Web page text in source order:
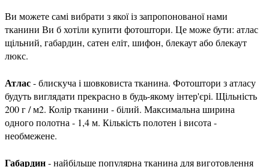
Ви можете самі вибрати з якої із запропонованої нами
тканини Ви б хотіли купити фотоштори. Це може бути: атлас
щільний, габардин, сатен еліт, шифон, блекаут або блекаут
люкс.
Атлас- блискуча і шовковиста тканина. Фотоштори з атласу
будуть виглядати прекрасно в будь-якому інтер'єрі. Щільність
200 г / м2. Колір тканини - білий. Максимальна ширина
одного полотна - 1,4 м. Кількість полотен і висота -
необмежене.
Габардин- найбільше популярна тканина для виготовлення